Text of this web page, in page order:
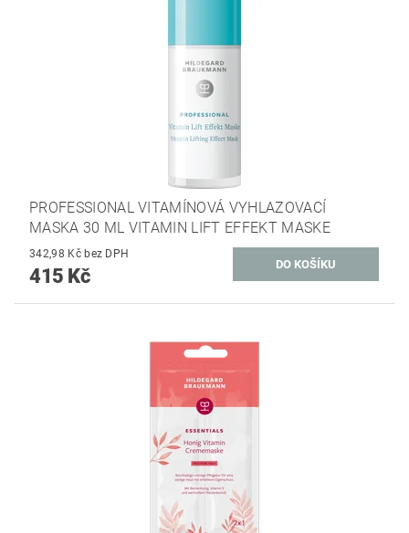
PROFESSIONAL VITAMÍNOVÁ VYHLAZOVACÍ
MASKA 30 ML VITAMIN LIFT EFFEKT MASKE
342,98 Kč bez DPH
415 Kč